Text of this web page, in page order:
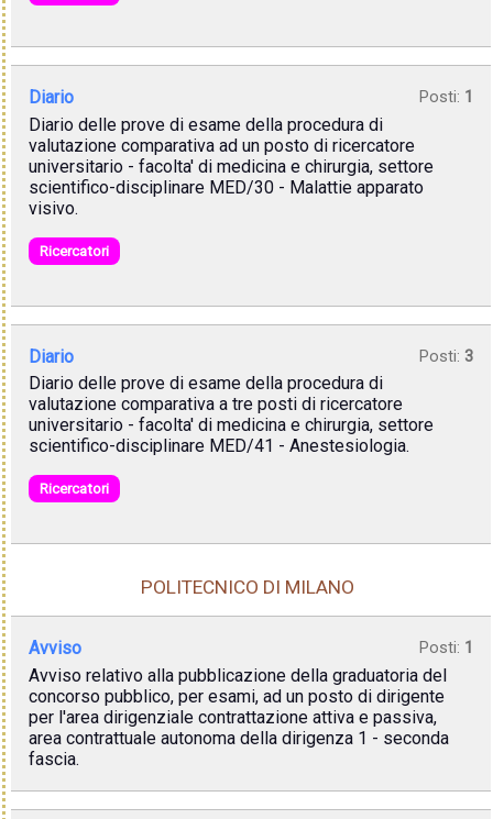
Diario Posti: 1
Diario delle prove di esame della procedura di
valutazione comparativa ad un posto di ricercatore
universitario - facolta' di medicina e chirurgia, settore
scientifico-disciplinare MED/30 - Malattie apparato
visivo.
Ricercatori
Diario Posti: 3
Diario delle prove di esame della procedura di
valutazione comparativa a tre posti di ricercatore
universitario - facolta' di medicina e chirurgia, settore
scientifico-disciplinare MED/41 - Anestesiologia.
Ricercatori
POLITECNICO DI MILANO
Avviso Posti: 1
Avviso relativo alla pubblicazione della graduatoria del
concorso pubblico, per esami, ad un posto di dirigente
per l'area dirigenziale contrattazione attiva e passiva,
area contrattuale autonoma della dirigenza 1 - seconda
fascia.